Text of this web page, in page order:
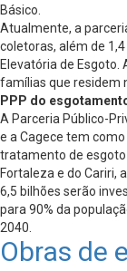
Básico.
Atualmente, a
coletoras, além de
Elevatória de Esgoto.
famílias que residem
PPP do
A Parceria Público-
e a Cagece tem
tratamento de
Fortaleza e do Cariri,
6,5 bilhões serão
para 90% da
2040.
Obras de